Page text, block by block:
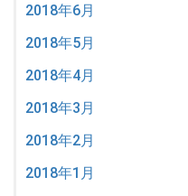
2018年6月
2018年5月
2018年4月
2018年3月
2018年2月
2018年1月